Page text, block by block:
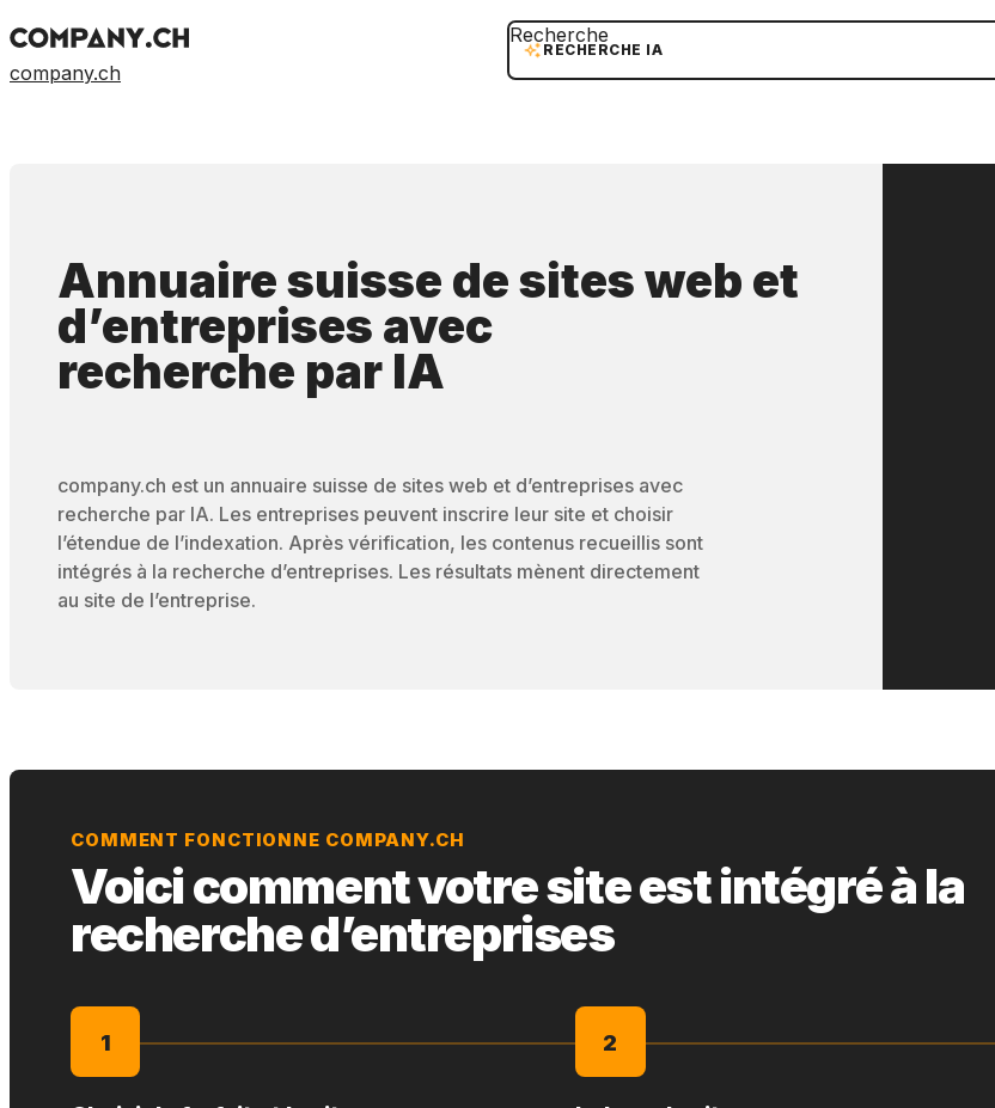
company.ch
RECHERCHE IA
Recherche
Annuaire suisse de sites web et
d’entreprises avec
recherche par IA
company.ch est un annuaire suisse de sites web et d’entreprises avec
recherche par IA. Les entreprises peuvent inscrire leur site et choisir
l’étendue de l’indexation. Après vérification, les contenus recueillis sont
intégrés à la recherche d’entreprises. Les résultats mènent directement
au site de l’entreprise.
COMMENT FONCTIONNE COMPANY.CH
Voici comment votre site est intégré à la
recherche d’entreprises
1 2